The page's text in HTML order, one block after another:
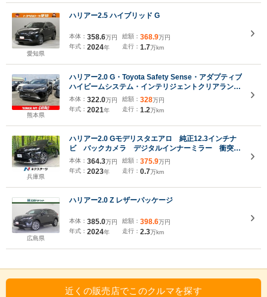
愛知県
ハリアー2.5 ハイブリッド G
本体： 358.6万円
年式： 2024年
総額： 368.9万円
走行： 1.7万km
熊本県
ハリアー2.0 G・Toyota Safety Sense・アダプティブ
ハイビームシステム・インテリジェントクリアランス
ソナー・LEDヘッドランプ・LEDデイタイムランニン
グランプ・LEDフロントフォグランプ・純正18インチ
アルミ
本体： 322.0万円
年式： 2021年
総額： 328万円
走行： 1.2万km
兵庫県
ハリアー2.0 Gモデリスタエアロ 純正12.3インチナ
ビ バックカメラ デジタルインナーミラー 衝突軽
減システム パワーバックドア パワーシート クリ
アランスソナー オートハイビーム LEDヘッドライ
本体： 364.3万円
年式： 2023年
総額： 375.9万円
走行： 0.7万km
広島県
ハリアー2.0 Z レザーパッケージ
本体： 385.0万円
年式： 2024年
総額： 398.6万円
走行： 2.3万km
近くの販売店でこのクルマを探す